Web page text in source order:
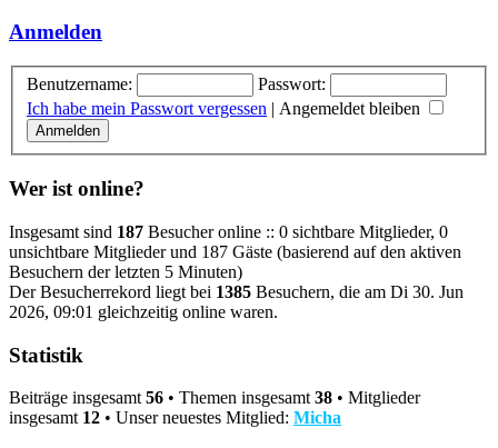
Anmelden
Benutzername:
Passwort:
Ich habe mein Passwort vergessen
Angemeldet bleiben
Wer ist online?
Insgesamt sind 187 Besucher online :: 0 sichtbare Mitglieder, 0
unsichtbare Mitglieder und 187 Gäste (basierend auf den aktiven
Besuchern der letzten 5 Minuten)
Der Besucherrekord liegt bei 1385 Besuchern, die am Di 30. Jun
2026, 09:01 gleichzeitig online waren.
Statistik
Beiträge insgesamt 56 • Themen insgesamt 38 • Mitglieder
insgesamt 12 • Unser neuestes Mitglied: Micha